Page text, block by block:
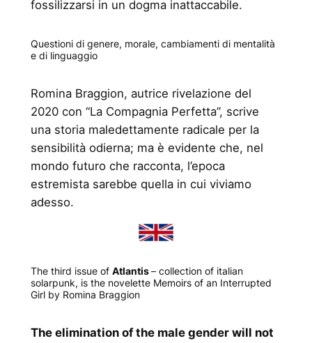
fossilizzarsi in un dogma inattaccabile.
Questioni di genere, morale, cambiamenti di mentalità
e di linguaggio
Romina Braggion, autrice rivelazione del
2020 con “La Compagnia Perfetta”, scrive
una storia maledettamente radicale per la
sensibilità odierna; ma è evidente che, nel
mondo futuro che racconta, l’epoca
estremista sarebbe quella in cui viviamo
adesso.
The third issue of Atlantis– collection of italian
solarpunk, is the novelette Memoirs of an Interrupted
Girl by Romina Braggion
The elimination of the male gender will not